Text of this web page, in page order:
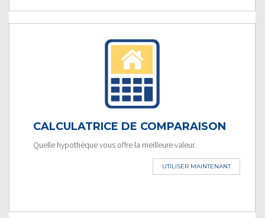
CALCULATRICE DE COMPARAISON
Quelle hypothèque vous offre la meilleure valeur.
UTILISER MAINTENANT